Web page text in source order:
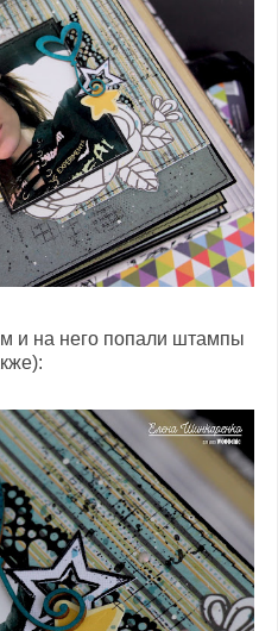
и на него попали штампы